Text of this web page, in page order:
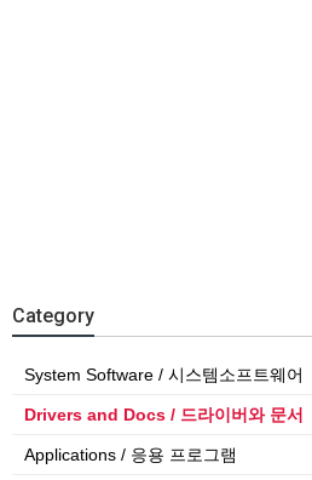
Category
System Software / 시스템소프트웨어
Drivers and Docs / 드라이버와 문서
Applications / 응용 프로그램